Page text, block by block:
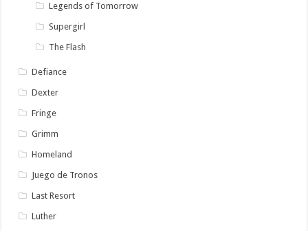
Legends of Tomorrow
Supergirl
The Flash
Defiance
Dexter
Fringe
Grimm
Homeland
Juego de Tronos
Last Resort
Luther